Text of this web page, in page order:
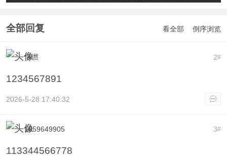
全部回复 看全部 倒序浏览
2#
恬嘫
1234567891
2026-5-28 17:40:32
3#
1059649905
113344566778